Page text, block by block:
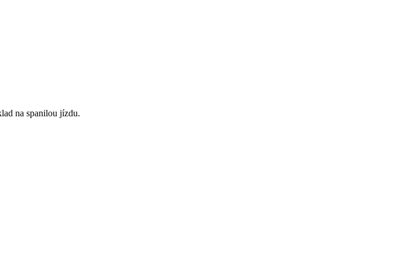
na spanilou jízdu.